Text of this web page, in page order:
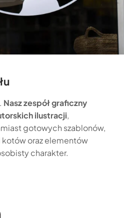
Nasz zespół graficzny
ilustracji,
gotowych szablonów,
oraz elementów
charakter.